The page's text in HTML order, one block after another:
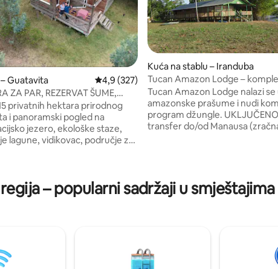
5, recenzija: 103
Guatavita Prosječna ocjena: 4,9/5, recenzija: 327
4,9 (327)
ZA PAR, REZERVAT ŠUME,
privatnih hektara prirodnog
i panoramski pogled na
jezero, ekološke staze,
lagune, vidikovac, područje za
Opremljen svim
mrežom za katamarane,
Kuća na stablu – Iranduba
Tucan Amazon Lodge –
program u džungli
Tucan Amazon Lodge nalazi
amazonske prašume i nudi
program džungle. UKLJUČENO: privatni
transfer do/od Manausa
(obavezno dodatno): vodič za
španjolski jezik. Atrakcije: ružičasti dupini,
– popularni sadržaji u